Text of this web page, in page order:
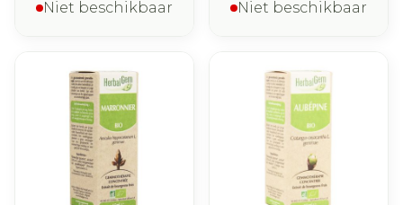
Niet beschikbaar Niet beschikbaar